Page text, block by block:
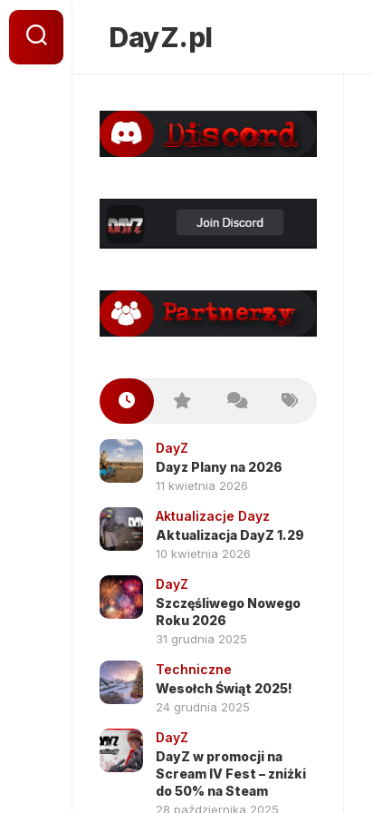
DayZ.pl
DayZ
Dayz Plany na 2026
11 kwietnia 2026
Aktualizacje Dayz
Aktualizacja DayZ 1.29
10 kwietnia 2026
DayZ
Szczęśliwego Nowego
Roku 2026
31 grudnia 2025
Techniczne
Wesołch Świąt 2025!
24 grudnia 2025
DayZ
DayZ w promocji na
Scream IV Fest – zniżki
do 50% na Steam
28 października 2025